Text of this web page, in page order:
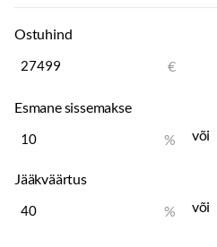
Ostuhind
€
Esmane sissemakse
%
või
Jääkväärtus
%
või